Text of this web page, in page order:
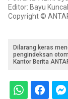
Editor: Bayu
Copyright ©
Dilarang keras
pengindeksan
Kantor Berita